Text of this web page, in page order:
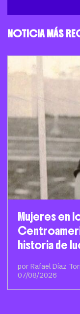
NOTICIA MÁS
Mujeres en
historia de
por Rafael Díaz
07/08/2026